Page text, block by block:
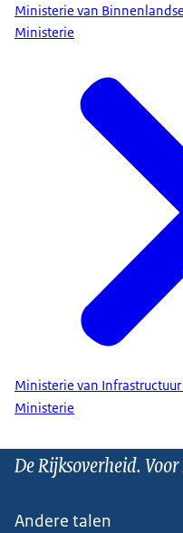
Ministerie van
Ministerie
Ministerie van
Ministerie
De Rijksoverheid.
Andere talen